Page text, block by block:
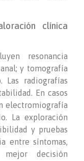
clínica
resonancia
y tomografía
Las radiografías
En casos
electromiografía
La exploración
y pruebas
entre síntomas,
decisión